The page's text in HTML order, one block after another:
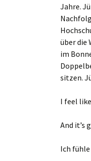
Jahre.
über die
im
sitzen.
I feel
And it’s
Ich